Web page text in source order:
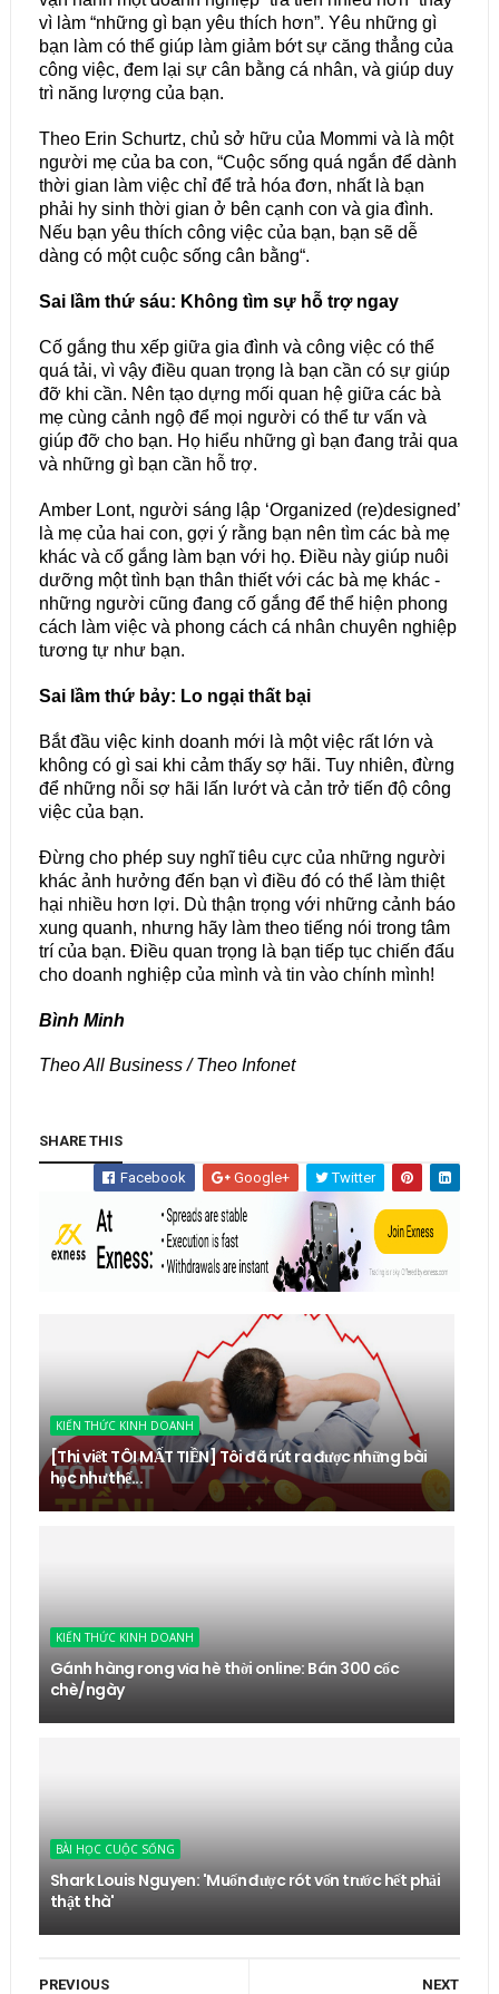
vì làm “những gì bạn yêu thích hơn”. Yêu những gì
bạn làm có thể giúp làm giảm bớt sự căng thẳng của
công việc, đem lại sự cân bằng cá nhân, và giúp duy
trì năng lượng của bạn.
Theo Erin Schurtz, chủ sở hữu của Mommi và là một
người mẹ của ba con, “Cuộc sống quá ngắn để dành
thời gian làm việc chỉ để trả hóa đơn, nhất là bạn
phải hy sinh thời gian ở bên cạnh con và gia đình.
Nếu bạn yêu thích công việc của bạn, bạn sẽ dễ
dàng có một cuộc sống cân bằng“.
Sai lầm thứ sáu: Không tìm sự hỗ trợ ngay
Cố gắng thu xếp giữa gia đình và công việc có thể
quá tải, vì vậy điều quan trọng là bạn cần có sự giúp
đỡ khi cần. Nên tạo dựng mối quan hệ giữa các bà
mẹ cùng cảnh ngộ để mọi người có thể tư vấn và
giúp đỡ cho bạn. Họ hiểu những gì bạn đang trải qua
và những gì bạn cần hỗ trợ.
Amber Lont, người sáng lập ‘Organized (re)designed’
là mẹ của hai con, gợi ý rằng bạn nên tìm các bà mẹ
khác và cố gắng làm bạn với họ. Điều này giúp nuôi
dưỡng một tình bạn thân thiết với các bà mẹ khác -
những người cũng đang cố gắng để thể hiện phong
cách làm việc và phong cách cá nhân chuyên nghiệp
tương tự như bạn.
Sai lầm thứ bảy: Lo ngại thất bại
Bắt đầu việc kinh doanh mới là một việc rất lớn và
không có gì sai khi cảm thấy sợ hãi. Tuy nhiên, đừng
để những nỗi sợ hãi lấn lướt và cản trở tiến độ công
việc của bạn.
Đừng cho phép suy nghĩ tiêu cực của những người
khác ảnh hưởng đến bạn vì điều đó có thể làm thiệt
hại nhiều hơn lợi. Dù thận trọng với những cảnh báo
xung quanh, nhưng hãy làm theo tiếng nói trong tâm
trí của bạn. Điều quan trọng là bạn tiếp tục chiến đấu
cho doanh nghiệp của mình và tin vào chính mình!
Bình Minh
Theo All Business / Theo Infonet
SHARE THIS
Facebook Google+ Twitter
KIẾN THỨC KINH DOANH
[Thi viết TÔI MẤT TIỀN] Tôi đã rút ra được những bài
học như thế...
KIẾN THỨC KINH DOANH
Gánh hàng rong vỉa hè thời online: Bán 300 cốc
chè/ngày
BÀI HỌC CUỘC SỐNG
Shark Louis Nguyen: 'Muốn được rót vốn trước hết phải
thật thà'
NEXT
PREVIOUS